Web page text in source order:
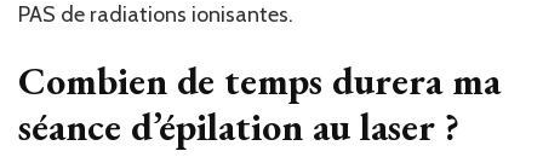
PAS de radiations ionisantes.
Combien de temps durera ma
séance d’épilation au laser ?